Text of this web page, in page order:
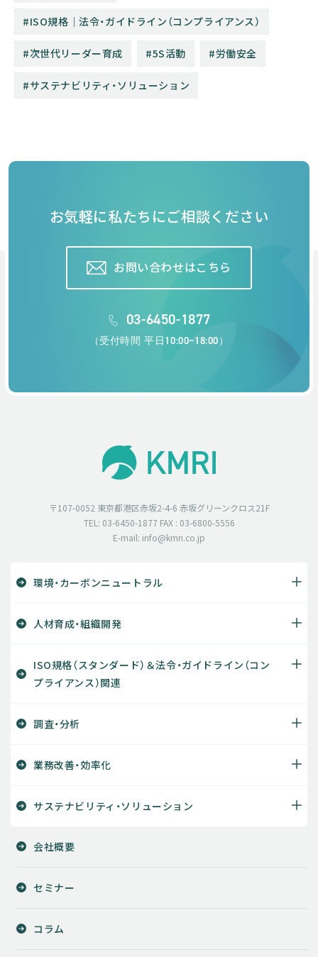
ISO規格│法令・ガイドライン（コンプライアンス）
次世代リーダー育成 5S活動 労働安全
サステナビリティ・ソリューション
お気軽に私たちにご相談ください
お問い合わせはこちら
03-6450-1877
（受付時間 平日10:00~18:00）
〒107-0052 東京都港区赤坂2-4-6 赤坂グリーンクロス21F
TEL: 03-6450-1877 FAX : 03-6800-5556
E-mail: info@kmri.co.jp
環境・カーボンニュートラル
人材育成・組織開発
ISO規格（スタンダード）＆法令・ガイドライン（コン
プライアンス）関連
調査・分析
業務改善・効率化
サステナビリティ・ソリューション
会社概要
セミナー
コラム